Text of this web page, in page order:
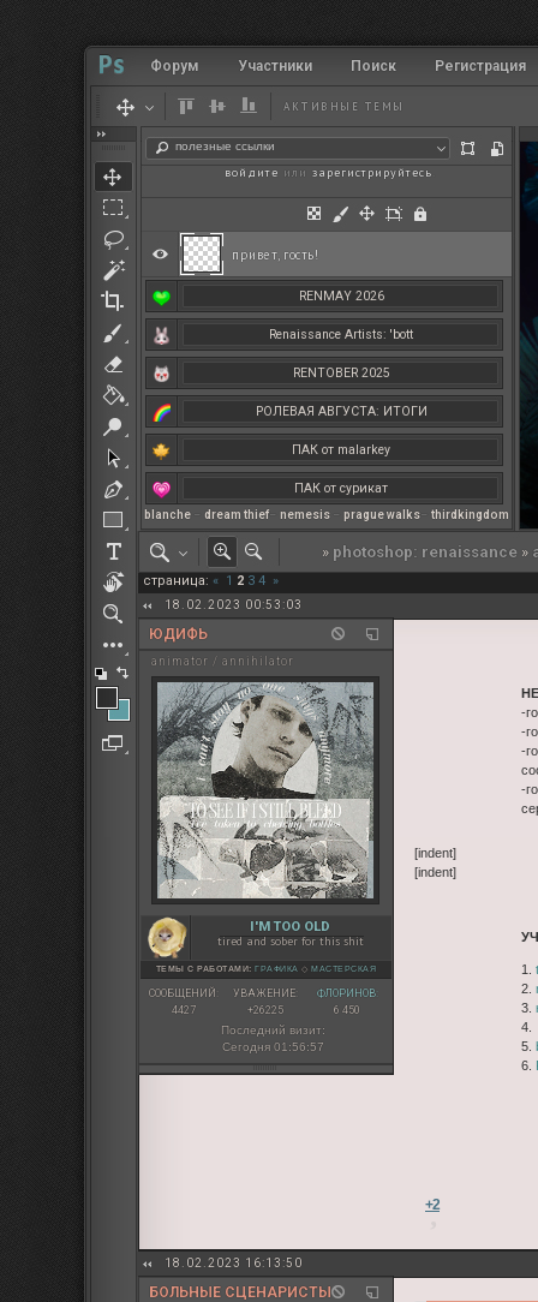
RENMAY 2026
Renaissance Artists: 'bott
RENTOBER 2025
РОЛЕВАЯ АВГУСТА: ИТОГИ
ПАК от malarkey
ПАК от сурикат
РЕНМАЙ
РОЛЕВАЯ МАРТА: ИТОГИ
полезные ссылки
blanche – dream thief– nemesis – prague walks– thirdkingdom
Форум Участники Поиск Регистрация
АКТИВНЫЕ ТЕМЫ
привет, гость!
войдите или зарегистрируйтесь
» photoshop: renaissance »
страница: « 1 2 3 4 »
18.02.2023 00:53:03
ЮДИФЬ
animator / annihilator
I'M TOO OLD
tired and sober for this shit
ТЕМЫ С РАБОТАМИ:ГРАФИКА ◇МАСТЕРСКАЯ
СООБЩЕНИЙ:
4427
УВАЖЕНИЕ:
+26225
ФЛОРИНОВ:
6 450
Последний визит:
Сегодня 01:56:57
-
-
-
-
[indent]
[indent]
1.
2.
3.
5.
6.
+2
18.02.2023 16:13:50
БОЛЬНЫЕ СЦЕНАРИСТЫ